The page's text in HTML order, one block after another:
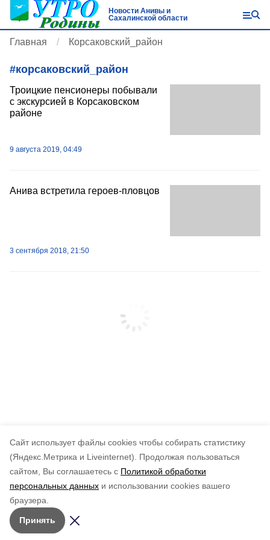
Cайт использует файлы cookies чтобы собирать статистику
(Яндекс.Метрика и Liveinternet).
Продолжая пользоваться
сайтом, Вы соглашаетесь с Политикой обработки
персональных данных и использовании cookies вашего
браузера.
Принять
Новости Анивы и
Сахалинской области
Главная Корсаковский_район
#корсаковский_район
Троицкие пенсионеры побывали
с экскурсией в Корсаковском
районе
9 августа 2019, 04:49
Анива встретила героев-пловцов
3 сентября 2018, 21:50